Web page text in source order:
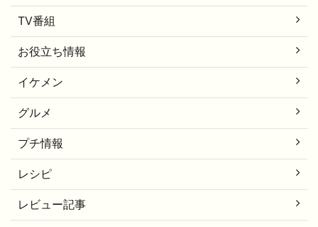
TV番組
お役立ち情報
イケメン
グルメ
プチ情報
レシピ
レビュー記事